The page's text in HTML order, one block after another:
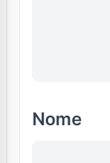
Nome